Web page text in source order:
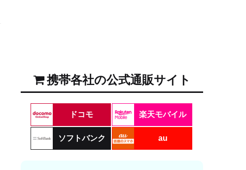
携帯各社の公式通販サイト
ドコモ 楽天モバイル
ソフトバンク au